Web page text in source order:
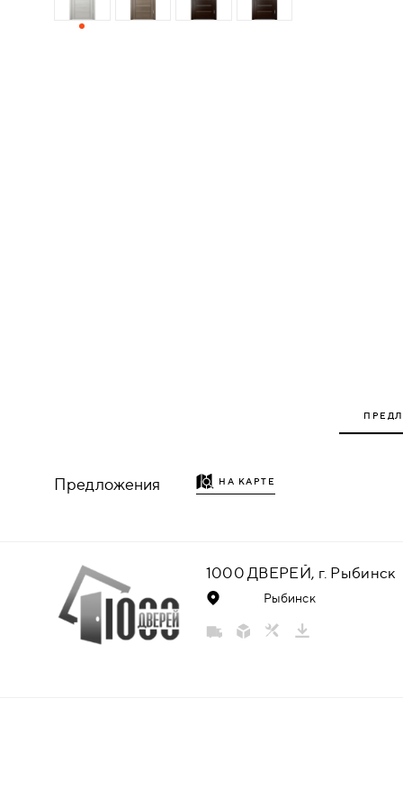
ДЕРЕВЯННЫЕ
НАКЛАДКИ
ДЕКОРАТИВНЫЕ НАКЛАДКИ/
КЛЮЧЕВИНЫ
ПОВОРОТНЫЕ РУЧКИ/WC-
Предложения НА КАРТЕ
1000 ДВЕРЕЙ, г. Рыбинск
Рыбинск